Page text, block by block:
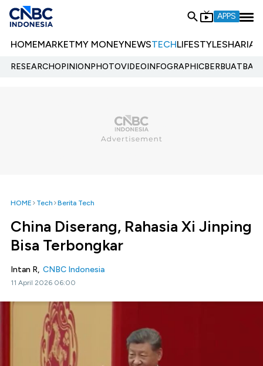
APPS
HOMEMARKETMY MONEYNEWSTECHLIFESTYLESHARIA
RESEARCHOPINIONPHOTOVIDEOINFOGRAPHIC
HOME Tech Berita Tech
China Diserang, Rahasia Xi Jinping
Bisa Terbongkar
Intan R, CNBC Indonesia
11 April 2026 06:00